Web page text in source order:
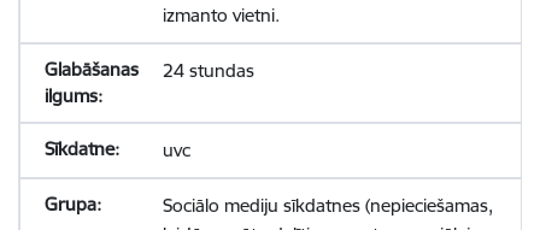
izmanto vietni.
24 stundas
uvc
Sociālo mediju sīkdatnes (nepieciešamas,